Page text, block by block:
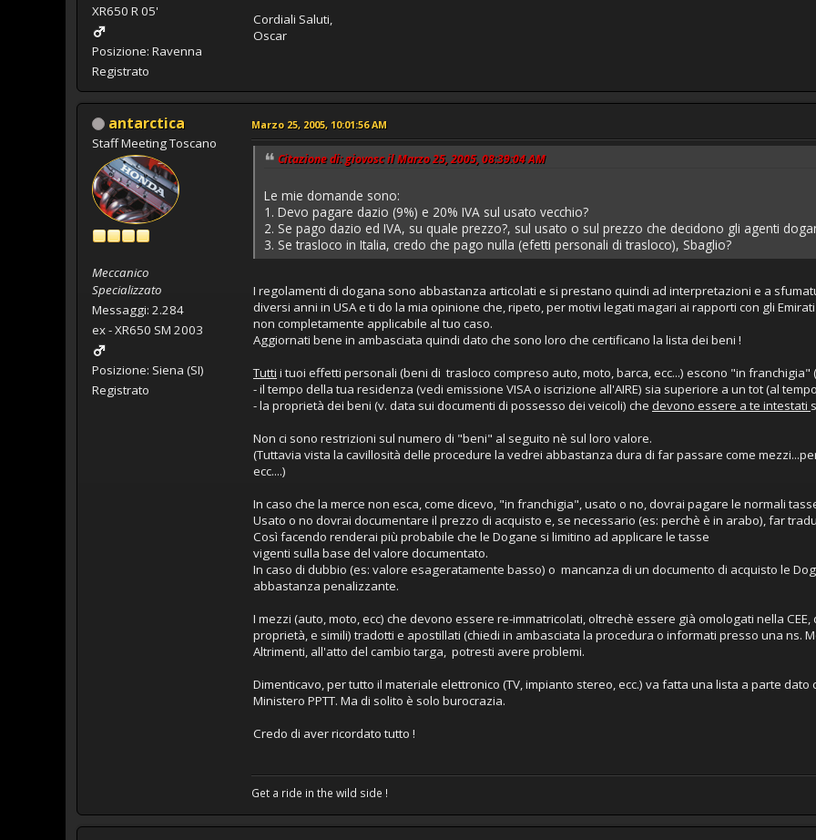
XR650 R 05'
Posizione: Ravenna
Registrato
Cordiali Saluti,
Oscar
antarctica
Staff Meeting Toscano
Meccanico
Specializzato
Messaggi: 2.284
ex - XR650 SM 2003
Posizione: Siena (SI)
Registrato
Marzo 25, 2005, 10:01:56 AM
Citazione di: giovosc il Marzo 25, 2005, 08:39:04 AM
Le mie domande sono:
1. Devo pagare dazio (9%) e 20% IVA sul usato vecchio?
2. Se pago dazio ed IVA, su quale prezzo?, sul usato o sul prezzo che decidono gli agenti
3. Se trasloco in Italia, credo che pago nulla (efetti personali di trasloco), Sbaglio?
I regolamenti di dogana sono abbastanza articolati e si prestano quindi ad interpretazioni e a
diversi anni in USA e ti do la mia opinione che, ripeto, per motivi legati magari ai rapporti con gli
non completamente applicabile al tuo caso.
Aggiornati bene in ambasciata quindi dato che sono loro che certificano la lista dei beni !
Tutti i tuoi effetti personali (beni di trasloco compreso auto, moto, barca, ecc...) escono "in franchigia"
- il tempo della tua residenza (vedi emissione VISA o iscrizione all'AIRE) sia superiore a un tot (al
- la proprietà dei beni (v. data sui documenti di possesso dei veicoli) che devono essere a te intestati
Non ci sono restrizioni sul numero di "beni" al seguito nè sul loro valore.
(Tuttavia vista la cavillosità delle procedure la vedrei abbastanza dura di far passare come
ecc....)
In caso che la merce non esca, come dicevo, "in franchigia", usato o no, dovrai pagare le normali
Usato o no dovrai documentare il prezzo di acquisto e, se necessario (es: perchè è in arabo), far
Così facendo renderai più probabile che le Dogane si limitino ad applicare le tasse
vigenti sulla base del valore documentato.
In caso di dubbio (es: valore esageratamente basso) o mancanza di un documento di acquisto le
abbastanza penalizzante.
I mezzi (auto, moto, ecc) che devono essere re-immatricolati, oltrechè essere già omologati nella
proprietà, e simili) tradotti e apostillati (chiedi in ambasciata la procedura o informati presso una ns.
Altrimenti, all'atto del cambio targa, potresti avere problemi.
Dimenticavo, per tutto il materiale elettronico (TV, impianto stereo, ecc.) va fatta una lista a parte
Ministero PPTT. Ma di solito è solo burocrazia.
Credo di aver ricordato tutto !
Get a ride in the wild side !